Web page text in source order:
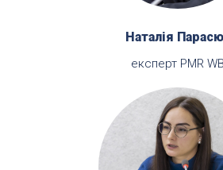
Наталія
експерт PMR WB